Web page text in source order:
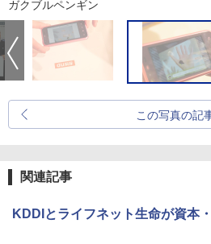
ガクブルペンギン
この写真の記
関連記事
KDDIとライフネット生命が資本